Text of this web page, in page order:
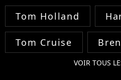
Tom Holland
Tom Cruise
VOIR TOUS